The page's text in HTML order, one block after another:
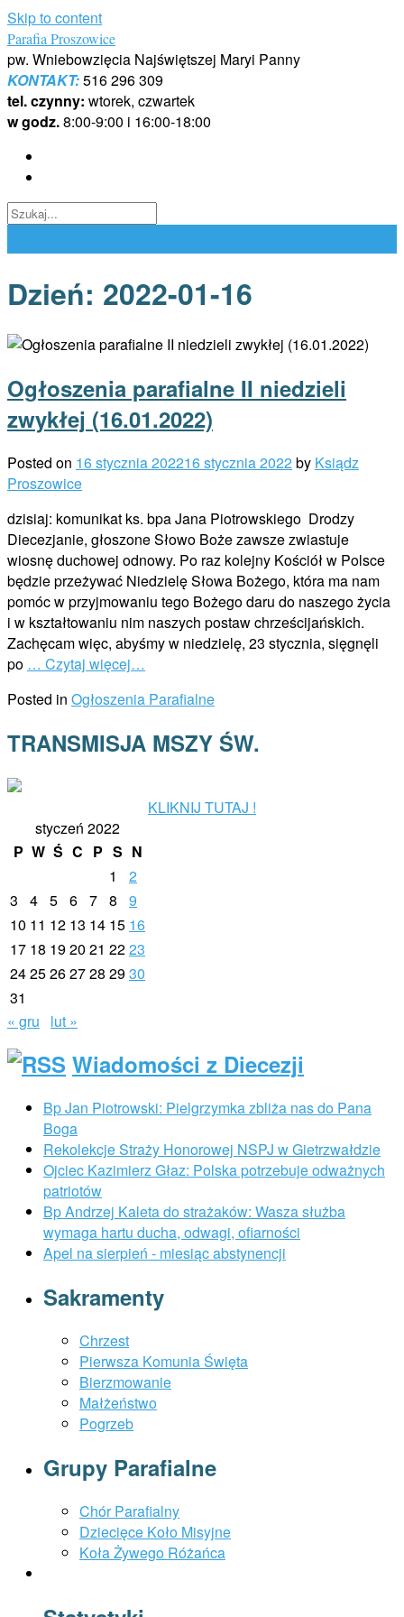
Skip to content
Parafia Proszowice
pw. Wniebowzięcia Najświętszej Maryi Panny
KONTAKT:516 296 309
tel. czynny: wtorek, czwartek
w godz.8:00-9:00 i 16:00-18:00
Dzień: 2022-01-16
Ogłoszenia parafialne II niedzieli
zwykłej (16.01.2022)
Posted on 16 stycznia 202216 stycznia 2022by Ksiądz
Proszowice
dzisiaj: komunikat ks. bpa Jana Piotrowskiego Drodzy
Diecezjanie, głoszone Słowo Boże zawsze zwiastuje
wiosnę duchowej odnowy. Po raz kolejny Kościół w Polsce
będzie przeżywać Niedzielę Słowa Bożego, która ma nam
pomóc w przyjmowaniu tego Bożego daru do naszego życia
i w kształtowaniu nim naszych postaw chrześcijańskich.
Zachęcam więc, abyśmy w niedzielę, 23 stycznia, sięgnęli
po … Czytaj więcej…
Posted in Ogłoszenia Parafialne
TRANSMISJA MSZY ŚW.
KLIKNIJ TUTAJ !
styczeń 2022
P W Ś C P S N
1
2
3
4 5 6 7 8
9
10 11 12 13 14 15 16
17 18 1920 21 2223
2425262728 2930
31
« gru
lut »
Wiadomości z Diecezji
Bp Jan Piotrowski: Pielgrzymka zbliża nas do Pana
Boga
Rekolekcje Straży Honorowej NSPJ w Gietrzwałdzie
Ojciec Kazimierz Głaz: Polska potrzebuje odważnych
patriotów
Bp Andrzej Kaleta do strażaków: Wasza służba
wymaga hartu ducha, odwagi, ofiarności
Apel na sierpień - miesiąc abstynencji
Sakramenty
Chrzest
Pierwsza Komunia Święta
Bierzmowanie
Małżeństwo
Pogrzeb
Grupy Parafialne
Chór Parafialny
Dziecięce Koło Misyjne
Koła Żywego Różańca